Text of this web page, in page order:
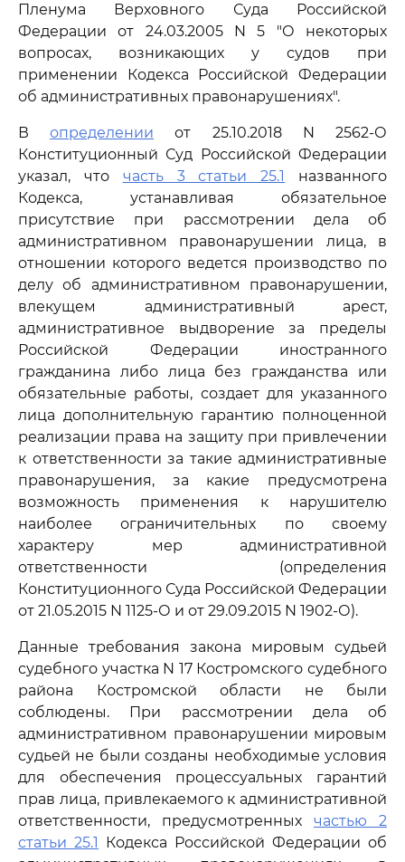
Пленума Верховного Суда Российской
Федерации от 24.03.2005 N 5 "О некоторых
вопросах, возникающих у судов при
применении Кодекса Российской Федерации
об административных правонарушениях".
Вопределении от 25.10.2018 N 2562-О
Конституционный Суд Российской Федерации
указал, что часть 3 статьи 25.1
названного
Кодекса, устанавливая обязательное
присутствие при рассмотрении дела об
административном правонарушении лица, в
отношении которого ведется производство по
делу об административном правонарушении,
влекущем административный арест,
административное выдворение за пределы
Российской Федерации иностранного
гражданина либо лица без гражданства или
обязательные работы, создает для указанного
лица дополнительную гарантию полноценной
реализации права на защиту при привлечении
к ответственности за такие административные
правонарушения, за какие предусмотрена
возможность применения к нарушителю
наиболее ограничительных по своему
характеру мер административной
ответственности (определения
Конституционного Суда Российской Федерации
от 21.05.2015 N 1125-О и от 29.09.2015 N 1902-О).
Данные требования закона мировым судьей
судебного участка N 17 Костромского судебного
района Костромской области не были
соблюдены. При рассмотрении дела об
административном правонарушении мировым
судьей не были созданы необходимые условия
для обеспечения процессуальных гарантий
прав лица, привлекаемого к административной
ответственности, предусмотренных частью 2
статьи 25.1 Кодекса Российской Федерации об